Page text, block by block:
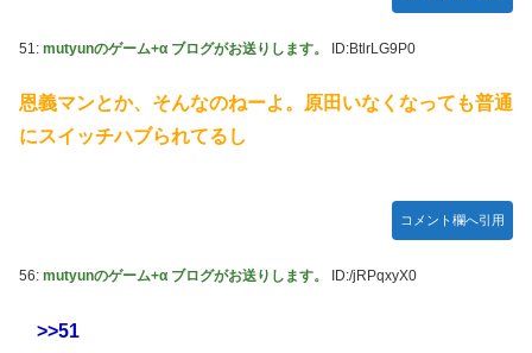
51: mutyunのゲーム+α ブログがお送りします。 ID:BtlrLG9P0
恩義マンとか、そんなのねーよ。原田いなくなっても普通
にスイッチハブられてるし
コメント欄へ引用
56: mutyunのゲーム+α ブログがお送りします。 ID:/jRPqxyX0
>>51